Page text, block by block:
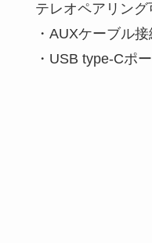
テレオペアリング
・AUXケーブル
・USB type-Cポ